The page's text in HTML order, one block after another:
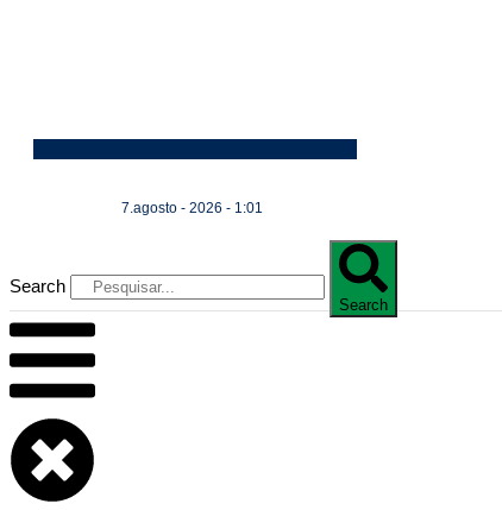
7.agosto - 2026 - 1:01
Search
Search